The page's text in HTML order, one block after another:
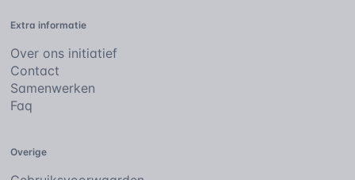
Extra informatie
Over ons initiatief
Contact
Samenwerken
Faq
Overige